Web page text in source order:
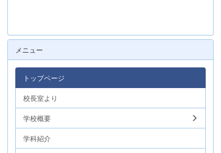
メニュー
トップページ
校長室より
学校概要
学科紹介